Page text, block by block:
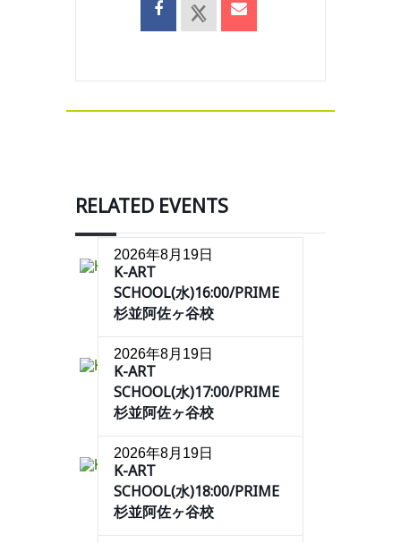
RELATED EVENTS
2026年8月19日
K-ART
SCHOOL(水)16:00/PRIME
杉並阿佐ヶ谷校
2026年8月19日
K-ART
SCHOOL(水)17:00/PRIME
杉並阿佐ヶ谷校
2026年8月19日
K-ART
SCHOOL(水)18:00/PRIME
杉並阿佐ヶ谷校